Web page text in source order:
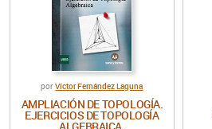
porVíctor Fernández Laguna
AMPLIACIÓN DE TOPOLOGÍA.
EJERCICIOS DE TOPOLOGÍA